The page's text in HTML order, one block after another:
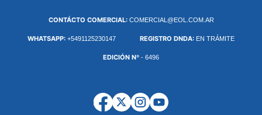
CONTÁCTO COMERCIAL: COMERCIAL@EOL.COM.AR
WHATSAPP: +5491125230147 REGISTRO DNDA: EN TRÁMITE
EDICIÓN Nº - 6496